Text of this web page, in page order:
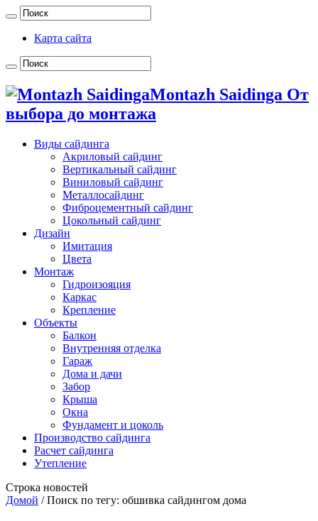
Карта сайта
Montazh Saidinga От
выбора до монтажа
Виды сайдинга
Акриловый сайдинг
Вертикальный сайдинг
Виниловый сайдинг
Металлосайдинг
Фиброцементный сайдинг
Цокольный сайдинг
Дизайн
Имитация
Цвета
Монтаж
Гидроизояция
Каркас
Крепление
Объекты
Балкон
Внутренняя отделка
Гараж
Дома и дачи
Забор
Крыша
Окна
Фундамент и цоколь
Производство сайдинга
Расчет сайдинга
Утепление
Строка новостей
Домой / Поиск по тегу: обшивка сайдингом дома